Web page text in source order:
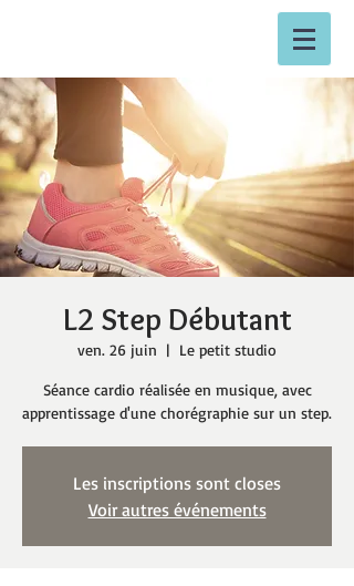
L2 Step Débutant
ven. 26 juin
  |
Le petit studio
Séance cardio réalisée en musique, avec
apprentissage d'une chorégraphie sur un step.
Les inscriptions sont closes
Voir autres événements